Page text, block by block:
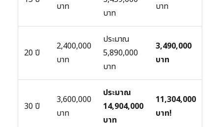
บาท
บาท
บาท
20 ปี
2,400,000
บาท
ประมาณ
5,890,000
บาท
3,490,000
บาท
30 ปี
3,600,000
บาท
ประมาณ
14,904,000
บาท
11,304,000
บาท!